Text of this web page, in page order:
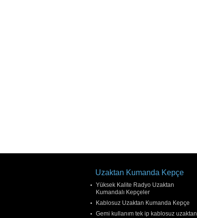
Uzaktan Kumanda Kepçe
Yüksek Kalite Radyo Uzaktan
Kumandalı Kepçeler
Kablosuz Uzaktan Kumanda Kepçe
Gemi kullanım tek ip kablosuz uzaktan